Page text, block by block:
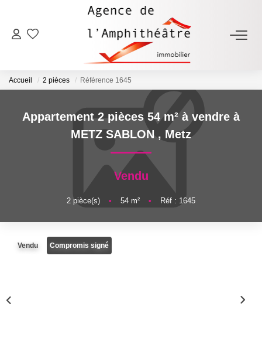
ACHETER
LOUER
ESTIMER
FAIRE GÉRER
NOTRE AGENCE
Notre Équipe
Accueil 2 pièces Référence 1645
Appartement 2 pièces 54 m² à vendre à
METZ SABLON, Metz
Vendu
2 pièce(s) • 54 m² • Réf : 1645
Vendu Compromis signé